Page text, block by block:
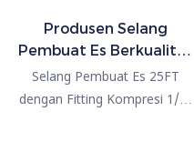
Produsen Selang
Pembuat Es Berkualitas
25FT dengan Fitting
Kompresi 1/4" |
Selang Pembuat Es 25FT
dengan Fitting Kompresi 1/4"